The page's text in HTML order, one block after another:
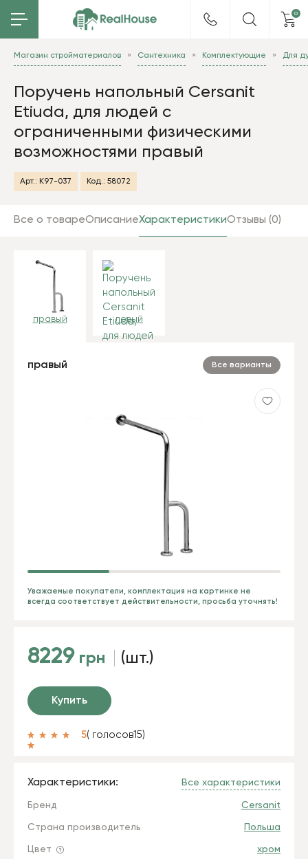
0
Магазин стройматериалов Сантехника Комплектующие Для
Поручень напольный Cersanit
Etiuda, для людей с
ограниченными физическими
возможностями правый
Арт.: K97-037 Код.: 58072
Все о товареОписаниеХарактеристикиОтзывы (0)
Уважаемые покупатели, комплектация на картинке не
всегда соответствует действительности, просьба уточнять!
правый левый
правый Все варианты
8229 грн (шт.)
Купить
5( голосов15)
Характеристики: Все характеристики
Бренд Cersanit
Страна производитель Польша
Цвет хром